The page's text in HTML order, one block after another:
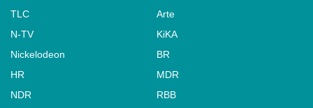
TLC
Arte
N-TV
KiKA
Nickelodeon
BR
HR
MDR
NDR
RBB